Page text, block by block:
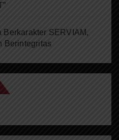
Berkarakter SERVIAM,
Berintegritas